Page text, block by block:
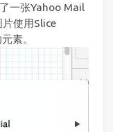
一张Yahoo Mail
使用Slice
素。